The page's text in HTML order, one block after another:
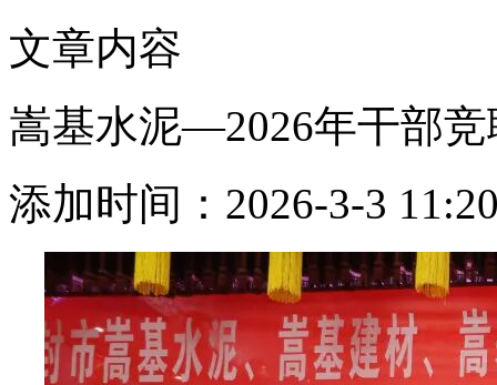
文章内容
嵩基水泥—2026年干部
添加时间：2026-3-3